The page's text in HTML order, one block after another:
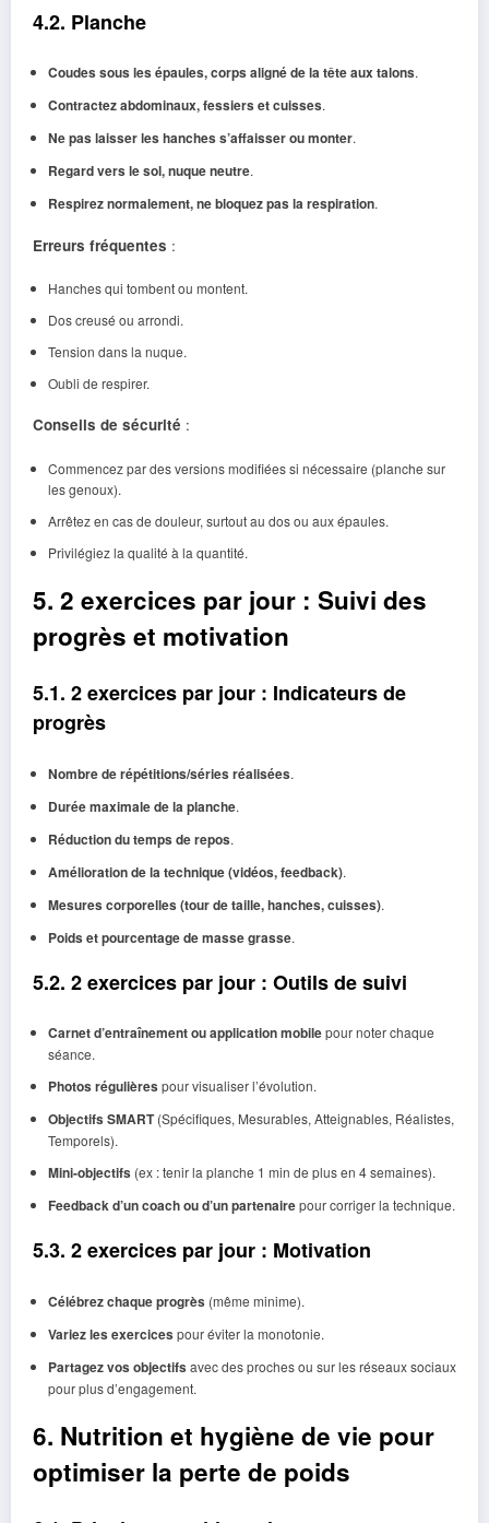
4.2. Planche
Coudes sous les épaules, corps aligné de la tête aux talons.
Contractez abdominaux, fessiers et cuisses.
Ne pas laisser les hanches s’affaisser ou monter.
Regard vers le sol, nuque neutre.
Respirez normalement, ne bloquez pas la respiration.
Erreurs fréquentes :
Hanches qui tombent ou montent.
Dos creusé ou arrondi.
Tension dans la nuque.
Oubli de respirer.
Conseils de sécurité :
Commencez par des versions modifiées si nécessaire (planche sur
les genoux).
Arrêtez en cas de douleur, surtout au dos ou aux épaules.
Privilégiez la qualité à la quantité.
5. 2 exercices par jour : Suivi des
progrès et motivation
5.1. 2 exercices par jour : Indicateurs de
progrès
Nombre de répétitions/séries réalisées.
Durée maximale de la planche.
Réduction du temps de repos.
Amélioration de la technique (vidéos, feedback).
Mesures corporelles (tour de taille, hanches, cuisses).
Poids et pourcentage de masse grasse.
5.2. 2 exercices par jour : Outils de suivi
Carnet d’entraînement ou application mobilepour noter chaque
séance.
Photos régulières pour visualiser l’évolution.
Objectifs SMART(Spécifiques, Mesurables, Atteignables, Réalistes,
Temporels).
Mini-objectifs (ex : tenir la planche 1 min de plus en 4 semaines).
Feedback d’un coach ou d’un partenairepour corriger la technique.
5.3. 2 exercices par jour : Motivation
Célébrez chaque progrès (même minime).
Variez les exercices pour éviter la monotonie.
Partagez vos objectifs avec des proches ou sur les réseaux sociaux
pour plus d’engagement.
6. Nutrition et hygiène de vie pour
optimiser la perte de poids